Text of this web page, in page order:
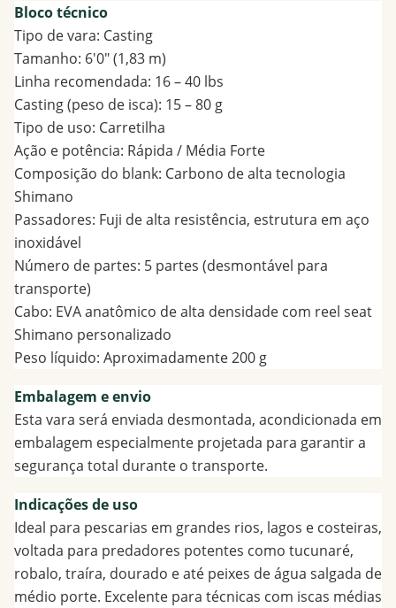
Bloco técnico
Tipo de vara: Casting
Tamanho: 6'0" (1,83 m)
Linha recomendada: 16 – 40 lbs
Casting (peso de isca): 15 – 80 g
Tipo de uso: Carretilha
Ação e potência: Rápida / Média Forte
Composição do blank: Carbono de alta tecnologia
Shimano
Passadores: Fuji de alta resistência, estrutura em aço
inoxidável
Número de partes: 5 partes (desmontável para
transporte)
Cabo: EVA anatômico de alta densidade com reel seat
Shimano personalizado
Peso líquido: Aproximadamente 200 g
Embalagem e envio
Esta vara será enviada desmontada, acondicionada em
embalagem especialmente projetada para garantir a
segurança total durante o transporte.
Indicações de uso
Ideal para pescarias em grandes rios, lagos e costeiras,
voltada para predadores potentes como tucunaré,
robalo, traíra, dourado e até peixes de água salgada de
médio porte. Excelente para técnicas com iscas médias